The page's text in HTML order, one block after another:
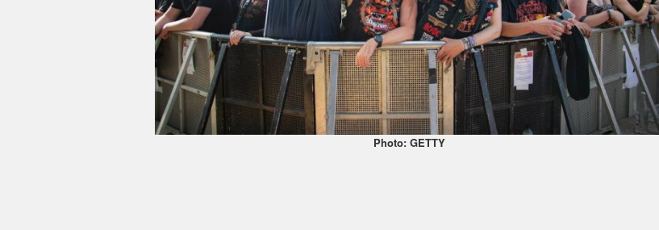
Photo: GETTY